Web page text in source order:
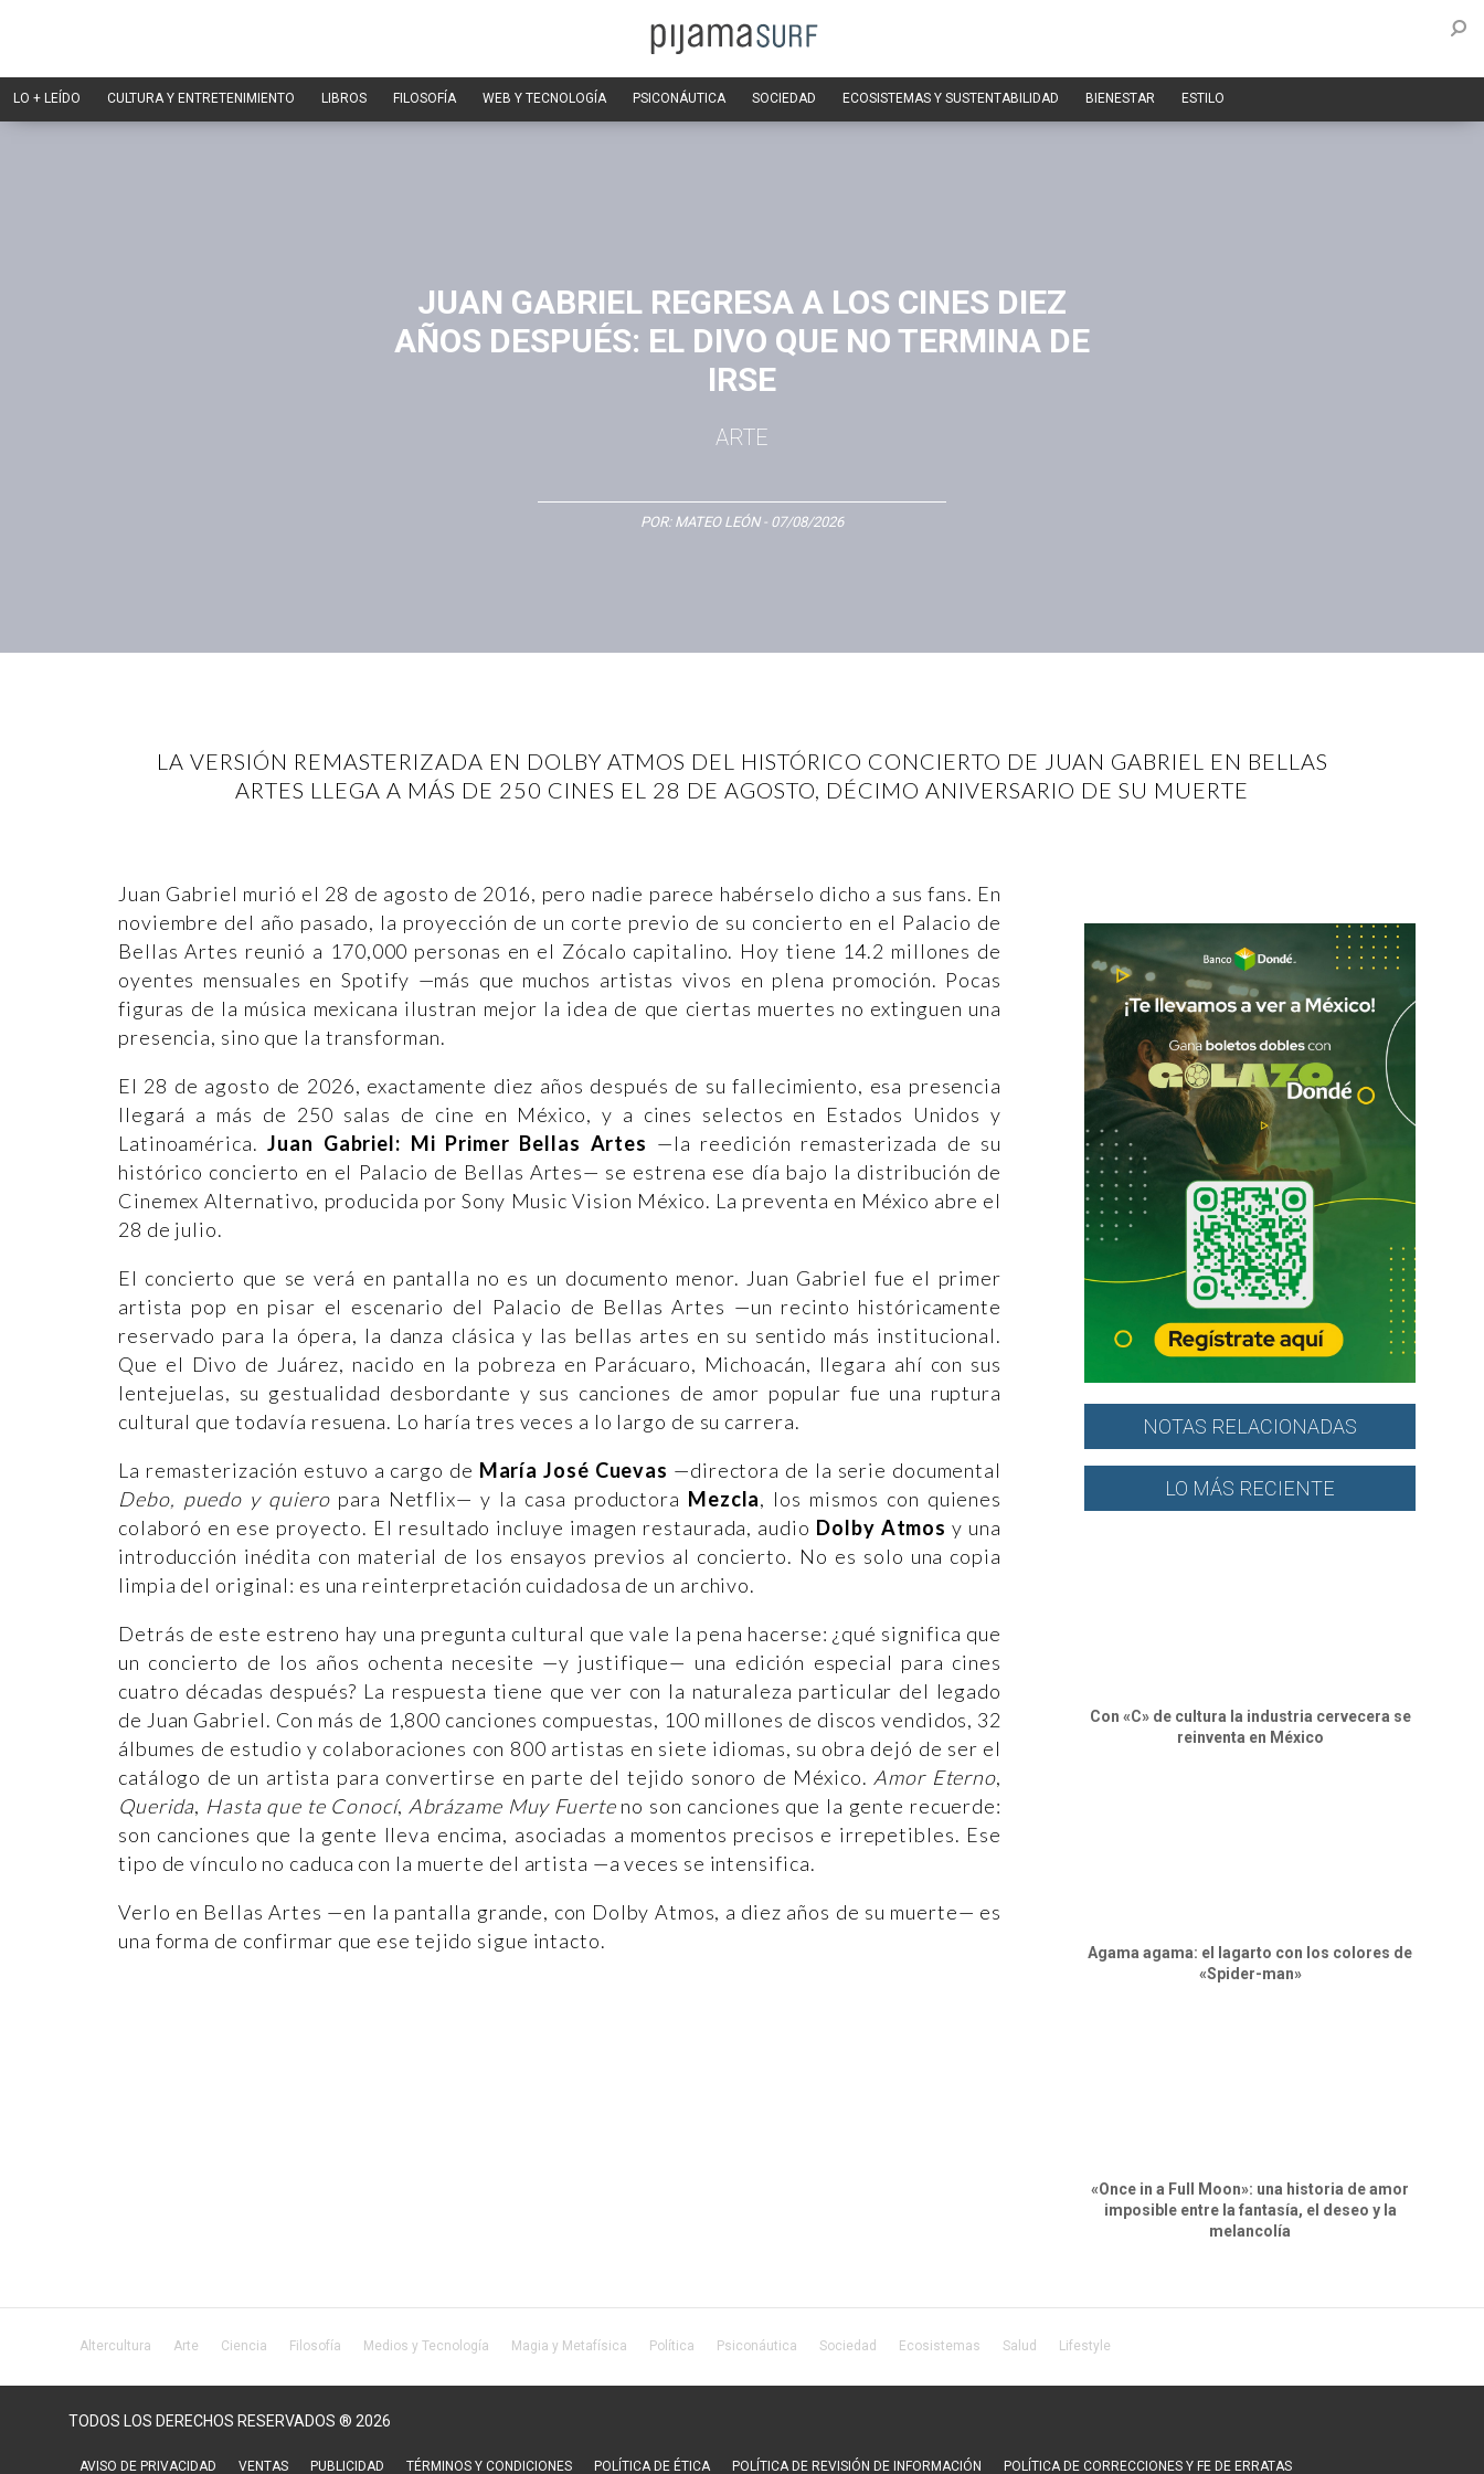
LO + LEÍDO CULTURA Y ENTRETENIMIENTO LIBROS FILOSOFÍA WEB Y TECNOLOGÍA PSICONÁUTICA SOCIEDAD ECOSISTEMAS Y SUSTENTABILIDAD BIENESTAR ESTILO
JUAN GABRIEL REGRESA A LOS CINES DIEZ
AÑOS DESPUÉS: EL DIVO QUE NO TERMINA DE
IRSE
ARTE
POR: MATEO LEÓN- 07/08/2026
LA VERSIÓN REMASTERIZADA EN DOLBY ATMOS DEL HISTÓRICO CONCIERTO DE JUAN GABRIEL EN BELLAS
ARTES LLEGA A MÁS DE 250 CINES EL 28 DE AGOSTO, DÉCIMO ANIVERSARIO DE SU MUERTE
Juan Gabriel murió el 28 de agosto de 2016, pero nadie parece habérselo dicho a sus fans. En
noviembre del año pasado, la proyección de un corte previo de su concierto en el Palacio de
Bellas Artes reunió a 170,000 personas en el Zócalo capitalino. Hoy tiene 14.2 millones de
oyentes mensuales en Spotify —más que muchos artistas vivos en plena promoción. Pocas
figuras de la música mexicana ilustran mejor la idea de que ciertas muertes no extinguen una
presencia, sino que la transforman.
El 28 de agosto de 2026, exactamente diez años después de su fallecimiento, esa presencia
llegará a más de 250 salas de cine en México, y a cines selectos en Estados Unidos y
Latinoamérica.Juan Gabriel: Mi Primer Bellas Artes —la reedición remasterizada de su
histórico concierto en el Palacio de Bellas Artes— se estrena ese día bajo la distribución de
Cinemex Alternativo, producida por Sony Music Vision México. La preventa en México abre el
28 de julio.
El concierto que se verá en pantalla no es un documento menor. Juan Gabriel fue el primer
artista pop en pisar el escenario del Palacio de Bellas Artes —un recinto históricamente
reservado para la ópera, la danza clásica y las bellas artes en su sentido más institucional.
Que el Divo de Juárez, nacido en la pobreza en Parácuaro, Michoacán, llegara ahí con sus
lentejuelas, su gestualidad desbordante y sus canciones de amor popular fue una ruptura
cultural que todavía resuena. Lo haría tres veces a lo largo de su carrera.
La remasterización estuvo a cargo de María José Cuevas —directora de la serie documental
Debo, puedo y quieropara Netflix— y la casa productora Mezcla, los mismos con quienes
colaboró en ese proyecto. El resultado incluye imagen restaurada, audio Dolby Atmos y una
introducción inédita con material de los ensayos previos al concierto. No es solo una copia
limpia del original: es una reinterpretación cuidadosa de un archivo.
Detrás de este estreno hay una pregunta cultural que vale la pena hacerse: ¿qué significa que
un concierto de los años ochenta necesite —y justifique— una edición especial para cines
cuatro décadas después? La respuesta tiene que ver con la naturaleza particular del legado
de Juan Gabriel. Con más de 1,800 canciones compuestas, 100 millones de discos vendidos, 32
álbumes de estudio y colaboraciones con 800 artistas en siete idiomas, su obra dejó de ser el
catálogo de un artista para convertirse en parte del tejido sonoro de México. Amor Eterno,
Querida, Hasta que te Conocí, Abrázame Muy Fuerteno son canciones que la gente recuerde:
son canciones que la gente lleva encima, asociadas a momentos precisos e irrepetibles. Ese
tipo de vínculo no caduca con la muerte del artista —a veces se intensifica.
Verlo en Bellas Artes —en la pantalla grande, con Dolby Atmos, a diez años de su muerte— es
una forma de confirmar que ese tejido sigue intacto.
NOTAS RELACIONADAS
LO MÁS RECIENTE
Con «C» de cultura la industria cervecera se
reinventa en México
Agama agama: el lagarto con los colores de
«Spider-man»
«Once in a Full Moon»: una historia de amor
imposible entre la fantasía, el deseo y la
melancolía
Altercultura Arte Ciencia Filosofía Medios y Tecnología Magia y Metafísica Política Psiconáutica Sociedad Ecosistemas Salud Lifestyle
TODOS LOS DERECHOS RESERVADOS ® 2026
AVISO DE PRIVACIDAD VENTAS PUBLICIDAD TÉRMINOS Y CONDICIONES POLÍTICA DE ÉTICA POLÍTICA DE REVISIÓN DE INFORMACIÓN POLÍTICA DE CORRECCIONES Y FE DE ERRATAS